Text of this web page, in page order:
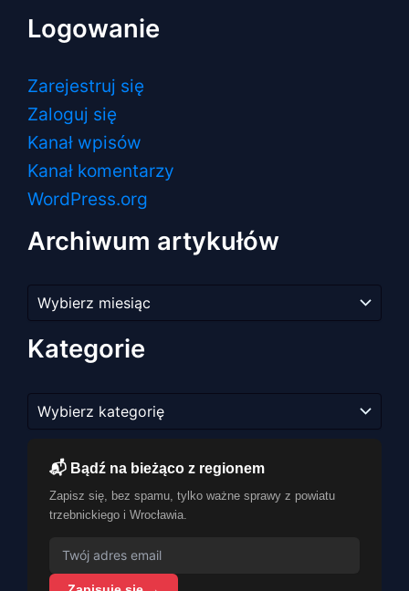
Logowanie
Zarejestruj się
Zaloguj się
Kanał wpisów
Kanał komentarzy
WordPress.org
Archiwum artykułów
artykułów
Kategorie
📬 Bądź na bieżąco z regionem
Zapisz się, bez spamu, tylko ważne sprawy z powiatu
trzebnickiego i Wrocławia.